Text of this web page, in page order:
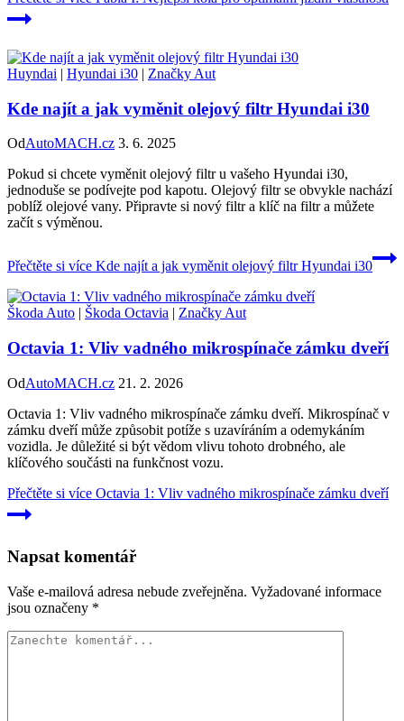
Huyndai | Hyundai i30 | Značky Aut
Kde najít a jak vyměnit olejový filtr Hyundai i30
OdAutoMACH.cz 3. 6. 2025
Pokud si chcete vyměnit olejový filtr u vašeho Hyundai i30,
jednoduše se podívejte pod kapotu. Olejový filtr se obvykle nachází
poblíž olejové vany. Připravte si nový filtr a klíč na filtr a můžete
začít s výměnou.
Přečtěte si více Kde najít a jak vyměnit olejový filtr Hyundai i30
Škoda Auto | Škoda Octavia | Značky Aut
Octavia 1: Vliv vadného mikrospínače zámku dveří
OdAutoMACH.cz 21. 2. 2026
Octavia 1: Vliv vadného mikrospínače zámku dveří. Mikrospínač v
zámku dveří může způsobit potíže s uzavíráním a odemykáním
vozidla. Je důležité si být vědom vlivu tohoto drobného, ale
klíčového součásti na funkčnost vozu.
Přečtěte si více Octavia 1: Vliv vadného mikrospínače zámku dveří
Napsat komentář
Vaše e-mailová adresa nebude zveřejněna. Vyžadované informace
jsou označeny *